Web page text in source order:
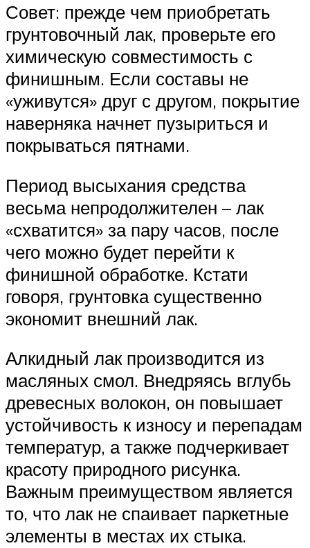
Совет: прежде чем приобретать
грунтовочный лак, проверьте его
химическую совместимость с
финишным. Если составы не
«уживутся» друг с другом, покрытие
наверняка начнет пузыриться и
покрываться пятнами.
Период высыхания средства
весьма непродолжителен – лак
«схватится» за пару часов, после
чего можно будет перейти к
финишной обработке. Кстати
говоря, грунтовка существенно
экономит внешний лак.
Алкидный лак производится из
масляных смол. Внедряясь вглубь
древесных волокон, он повышает
устойчивость к износу и перепадам
температур, а также подчеркивает
красоту природного рисунка.
Важным преимуществом является
то, что лак не спаивает паркетные
элементы в местах их стыка.